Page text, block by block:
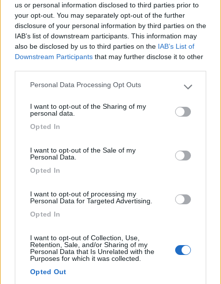
us or personal information disclosed to third parties prior to
your opt-out. You may separately opt-out of the further
disclosure of your personal information by third parties on the
IAB’s list of downstream participants. This information may
also be disclosed by us to third parties on the IAB’s List of
Downstream Participants that may further disclose it to other
Please note that this website/app uses one or more Google
not limited to your visit or usage behaviour. You may click to
grant or deny consent to Google and its third-party tags to
use your data for below specified purposes in below Google
Personal Data Processing Opt Outs
I want to opt-out of the Sharing of my
personal data.
Opted In
I want to opt-out of the Sale of my
Personal Data.
Opted In
I want to opt-out of processing my
Personal Data for Targeted Advertising.
Opted In
I want to opt-out of Collection, Use,
Retention, Sale, and/or Sharing of my
Personal Data that Is Unrelated with the
Purposes for which it was collected.
Opted Out
Camper service
2 1
Servizi / Posizione
Camper service a confine con la stazione ecologica. So...
Lavezzola (RA) - 16.8km
Area di sosta (PS)
Parcheggio